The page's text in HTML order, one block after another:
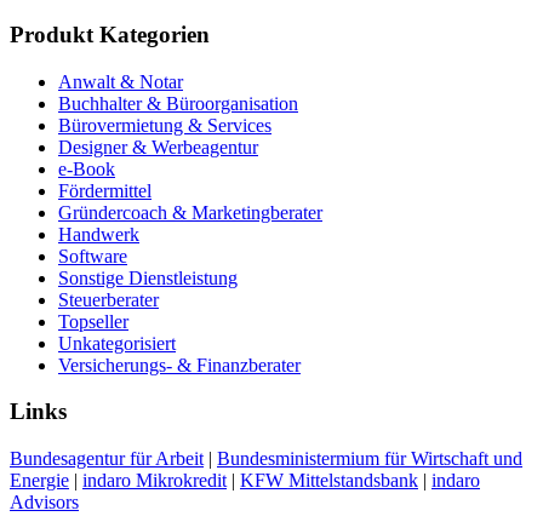
Produkt Kategorien
Anwalt & Notar
Buchhalter & Büroorganisation
Bürovermietung & Services
Designer & Werbeagentur
e-Book
Fördermittel
Gründercoach & Marketingberater
Handwerk
Software
Sonstige Dienstleistung
Steuerberater
Topseller
Unkategorisiert
Versicherungs- & Finanzberater
Links
Bundesagentur für Arbeit | Bundesministermium für Wirtschaft und
Energie | indaro Mikrokredit | KFW Mittelstandsbank | indaro
Advisors